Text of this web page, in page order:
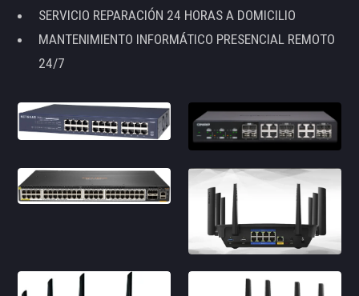
SERVICIO REPARACIÓN 24 HORAS A DOMICILIO
MANTENIMIENTO INFORMÁTICO PRESENCIAL REMOTO
24/7